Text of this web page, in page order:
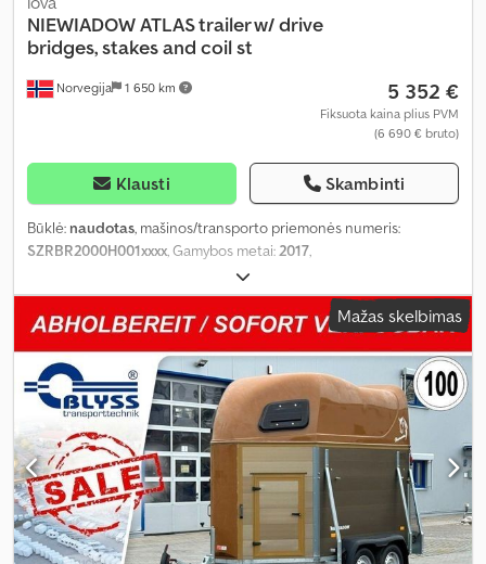
Norvegija 1 650 km
NIEWIADOWATLAS trailer w/ drive
bridges, stakes and coil st
5 352 €
Fiksuota kaina plius PVM
(6 690 € bruto)
Klausti Skambinti
Būklė: naudotas, mašinos/transporto priemonės numeris:
SZRBR2000H001xxxx, Gamybos metai:2017,
Mažas skelbimas